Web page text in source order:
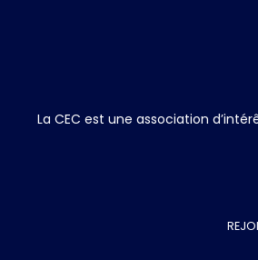
La CEC est une association